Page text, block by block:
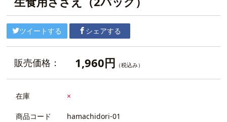
ツイートする シェアする
販売価格： 1,960円 （税込み）
在庫 ×
商品コード hamachidori-01